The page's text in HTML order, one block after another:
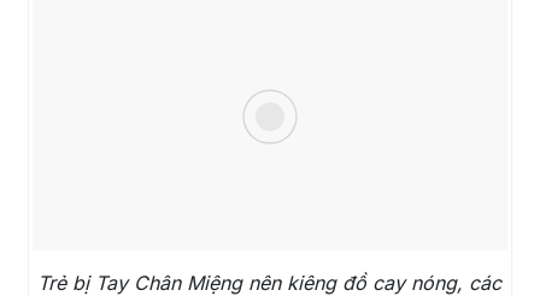
Trẻ bị Tay Chân Miệng nên kiêng đồ cay nóng, các